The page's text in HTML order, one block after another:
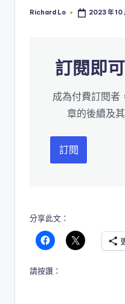
Posted
Richard Lo 2023 年 10
訂閱即
成為付費訂閱者
章的後續及
訂閱
分享此文：
請按讚：